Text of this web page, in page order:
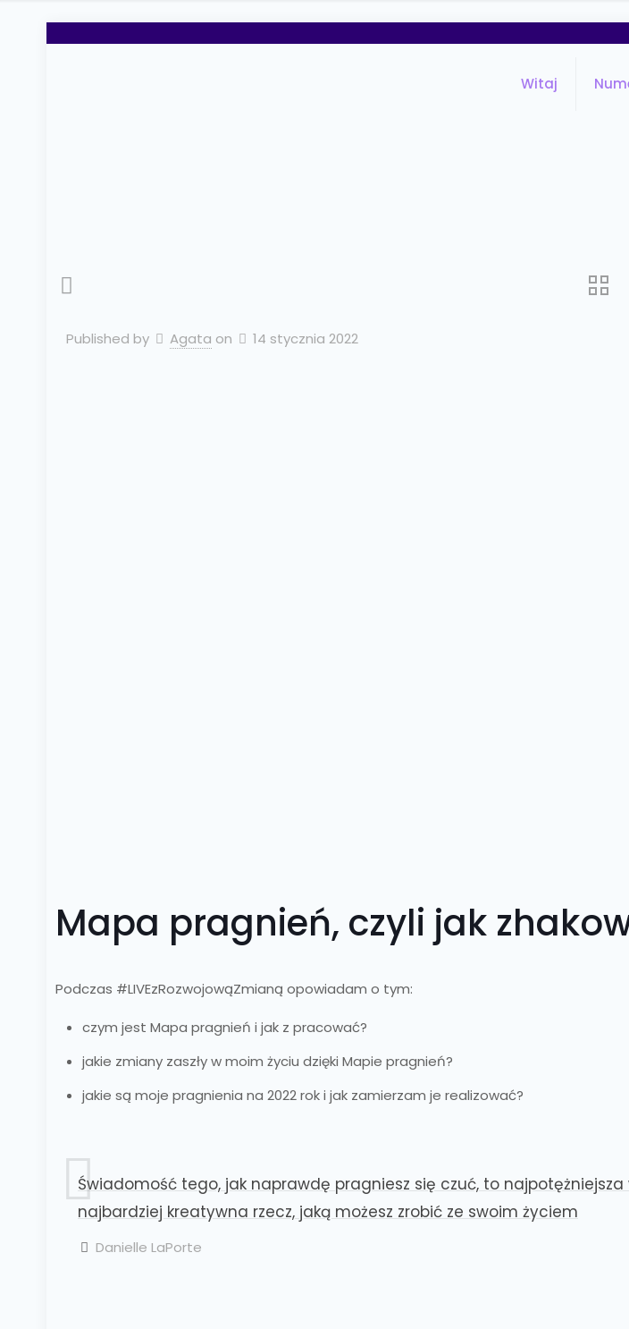
Witaj
Published by Agata on 14 stycznia 2022
Mapa pragnień, czyli jak
Podczas #LIVEzRozwojowąZmianą opowiadam o tym:
czym jest Mapa pragnień i jak z pracować?
jakie zmiany zaszły w moim życiu dzięki Mapie pragnień?
jakie są moje pragnienia na 2022 rok i jak zamierzam je realizować?
Świadomość tego, jak naprawdę pragniesz się czuć, to
najbardziej kreatywna rzecz, jaką możesz zrobić ze swoim życiem
Danielle LaPorte